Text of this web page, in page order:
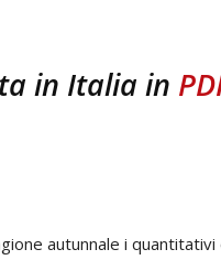
in Italia in
autunnale i